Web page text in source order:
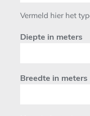
Vermeld hier het
Diepte in meters
Breedte in meters